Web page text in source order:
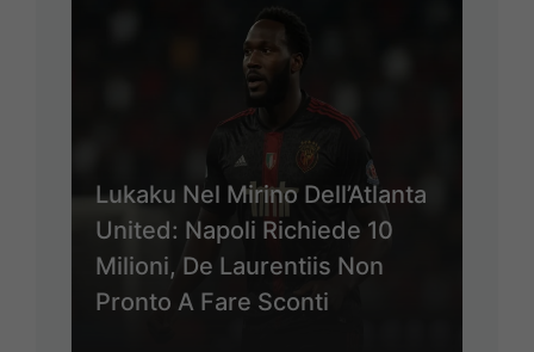
Lukaku Nel Mirino Dell’Atlanta
United: Napoli Richiede 10
Milioni, De Laurentiis Non
Pronto A Fare Sconti